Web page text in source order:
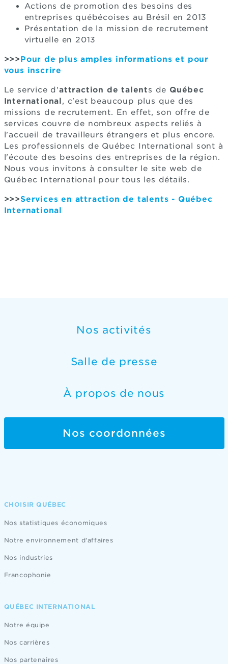
Actions de promotion des besoins des
entreprises québécoises au Brésil en 2013
Présentation de la mission de recrutement
virtuelle en 2013
>>>Pour de plus amples informations et pour
vous inscrire
Le service d'attraction de talents de Québec
International, c'est beaucoup plus que des
missions de recrutement. En effet, son offre de
services couvre de nombreux aspects reliés à
l'accueil de travailleurs étrangers et plus encore.
Les professionnels de Québec International sont à
l'écoute des besoins des entreprises de la région.
Nous vous invitons à consulter le site web de
Québec International pour tous les détails.
>>>Services en attraction de talents - Québec
International
Nos activités
Salle de presse
À propos de nous
Nos coordonnées
CHOISIR QUÉBEC
Nos statistiques économiques
Notre environnement d'affaires
Nos industries
Francophonie
QUÉBEC INTERNATIONAL
Notre équipe
Nos carrières
Nos partenaires